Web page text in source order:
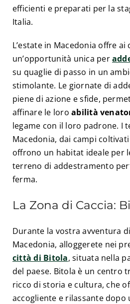
efficienti e preparati per la
Italia.
L’estate in Macedonia offre
un’opportunità unica per
su quaglie di passo in un
stimolante. Le giornate di
piene di azione e sfide,
affinare le loroabilità
legame con il loro padrone. I
Macedonia, dai campi
offrono un habitat ideale per
terreno di addestramento
ferma.
La Zona di Caccia:
Durante la vostra avventura
Macedonia, alloggerete nei
città di Bitola, situata nella
del paese. Bitola è un centro
ricco di storia e cultura, che
accogliente e rilassante dopo